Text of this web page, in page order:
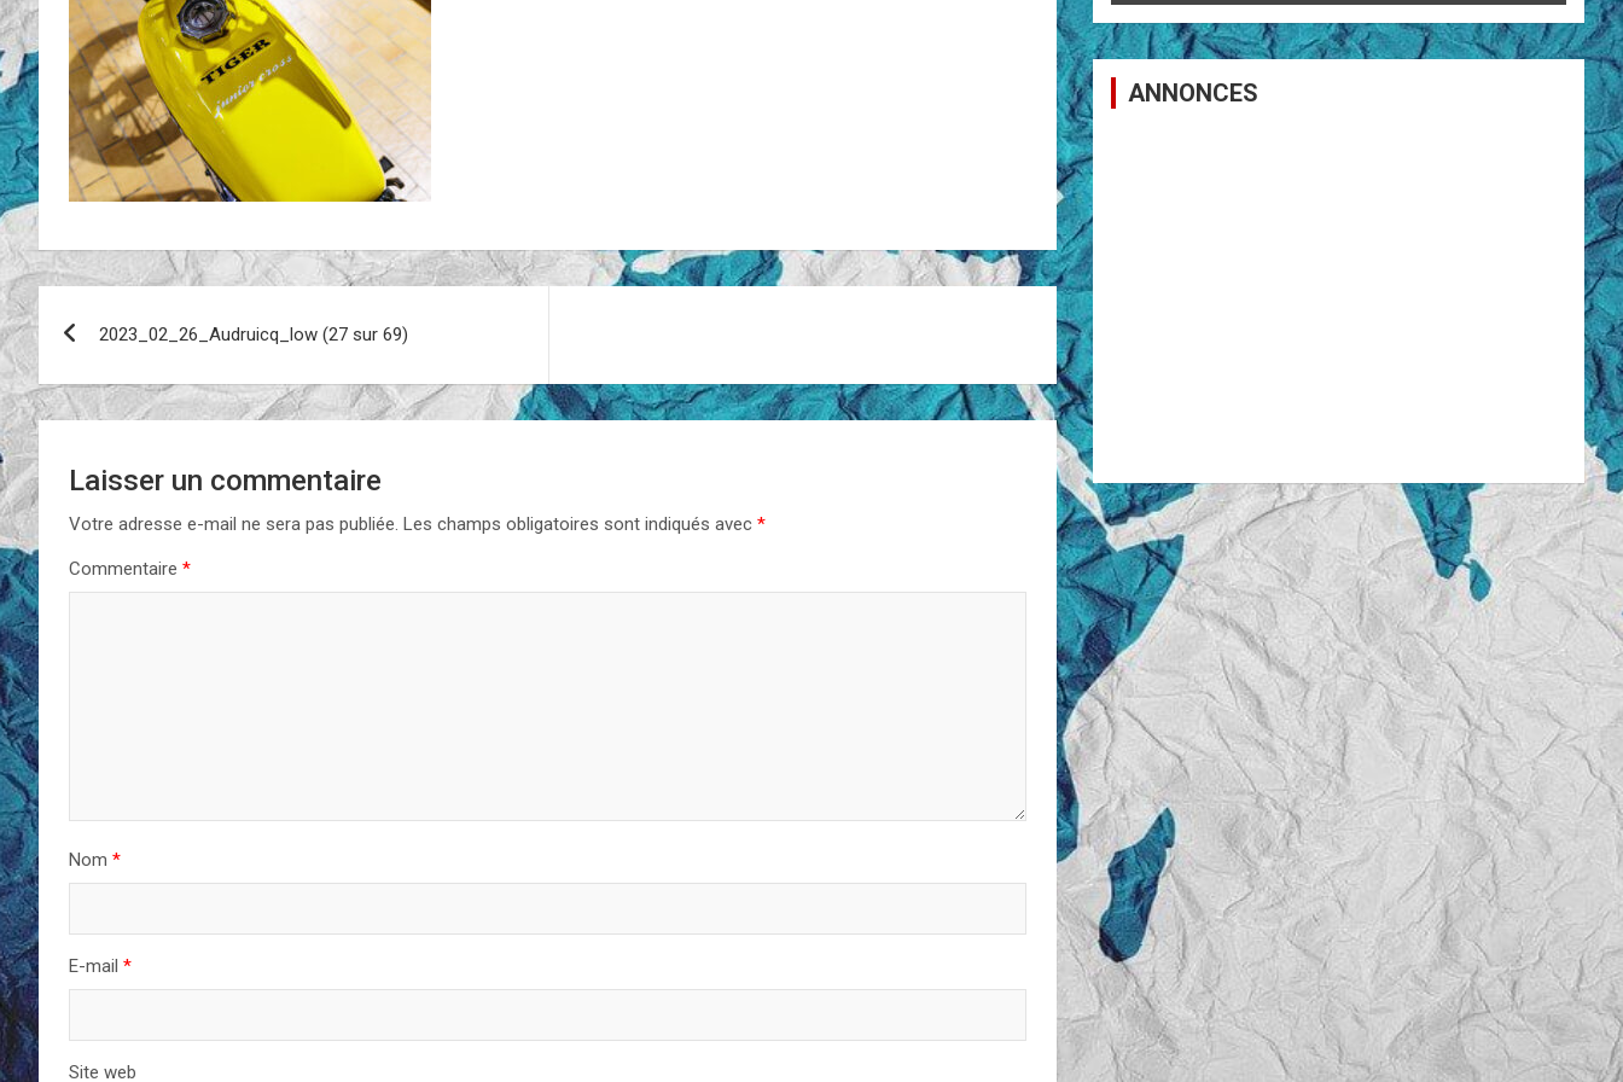
l’article
2023_02_26_Audruicq_low (27 sur 69)
Laisser un commentaire
Votre adresse e-mail ne sera pas publiée. Les champs obligatoires sont indiqués avec *
Commentaire *
Nom *
E-mail *
Site web
ANNONCES